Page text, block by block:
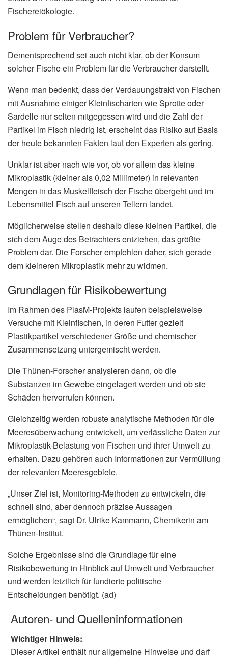
Fischereiökologie.
Problem für Verbraucher?
Dementsprechend sei auch nicht klar, ob der Konsum
solcher Fische ein Problem für die Verbraucher darstellt.
Wenn man bedenkt, dass der Verdauungstrakt von Fischen
mit Ausnahme einiger Kleinfischarten wie Sprotte oder
Sardelle nur selten mitgegessen wird und die Zahl der
Partikel im Fisch niedrig ist, erscheint das Risiko auf Basis
der heute bekannten Fakten laut den Experten als gering.
Unklar ist aber nach wie vor, ob vor allem das kleine
Mikroplastik (kleiner als 0,02 Millimeter) in relevanten
Mengen in das Muskelfleisch der Fische übergeht und im
Lebensmittel Fisch auf unseren Tellern landet.
Möglicherweise stellen deshalb diese kleinen Partikel, die
sich dem Auge des Betrachters entziehen, das größte
Problem dar. Die Forscher empfehlen daher, sich gerade
dem kleineren Mikroplastik mehr zu widmen.
Grundlagen für Risikobewertung
Im Rahmen des PlasM-Projekts laufen beispielsweise
Versuche mit Kleinfischen, in deren Futter gezielt
Plastikpartikel verschiedener Größe und chemischer
Zusammensetzung untergemischt werden.
Die Thünen-Forscher analysieren dann, ob die
Substanzen im Gewebe eingelagert werden und ob sie
Schäden hervorrufen können.
Gleichzeitig werden robuste analytische Methoden für die
Meeresüberwachung entwickelt, um verlässliche Daten zur
Mikroplastik-Belastung von Fischen und ihrer Umwelt zu
erhalten. Dazu gehören auch Informationen zur Vermüllung
der relevanten Meeresgebiete.
„Unser Ziel ist, Monitoring-Methoden zu entwickeln, die
schnell sind, aber dennoch präzise Aussagen
ermöglichen“, sagt Dr. Ulrike Kammann, Chemikerin am
Thünen-Institut.
Solche Ergebnisse sind die Grundlage für eine
Risikobewertung in Hinblick auf Umwelt und Verbraucher
und werden letztlich für fundierte politische
Entscheidungen benötigt. (ad)
Autoren- und Quelleninformationen
Wichtiger Hinweis:
Dieser Artikel enthält nur allgemeine Hinweise und darf